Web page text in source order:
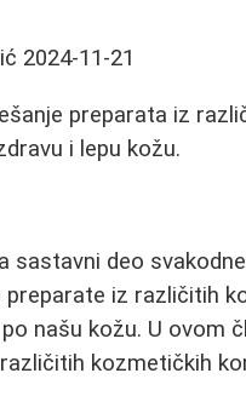
2024-11-21
preparata iz
i lepu kožu.
sastavni deo
iz različitih
našu kožu. U
kozmetičkih